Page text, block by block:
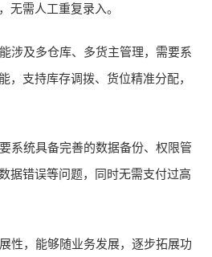
无需人工重复录入。
涉及多仓库、多货主管理，需要系
，支持库存调拨、货位精准分配，
系统具备完善的数据备份、权限管
据错误等问题，同时无需支付过高
性，能够随业务发展，逐步拓展功